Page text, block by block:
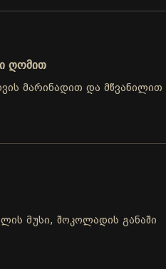
ღომით
მარინადით და მწვანილით
მუსი, შოკოლადის განაში